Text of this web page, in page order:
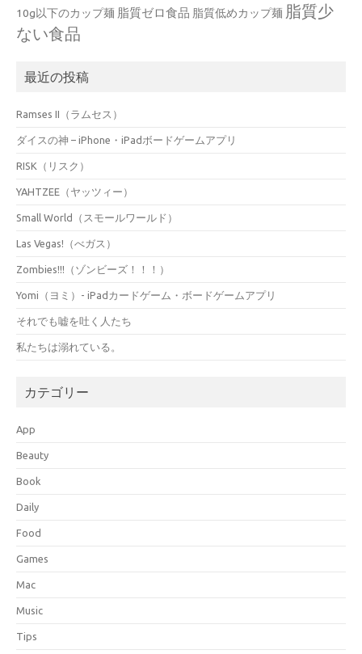
10g以下のカップ麺 脂質ゼロ食品 脂質低めカップ麺 脂質少
ない食品
最近の投稿
Ramses II（ラムセス）
ダイスの神 – iPhone・iPadボードゲームアプリ
RISK（リスク）
YAHTZEE（ヤッツィー）
Small World（スモールワールド）
Las Vegas!（べガス）
Zombies!!!（ゾンビーズ！！！）
Yomi（ヨミ）- iPadカードゲーム・ボードゲームアプリ
それでも嘘を吐く人たち
私たちは溺れている。
カテゴリー
App
Beauty
Book
Daily
Food
Games
Mac
Music
Tips